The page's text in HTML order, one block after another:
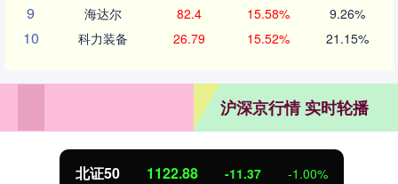
9 海达尔 82.4 15.58% 9.26%
10 科力装备 26.79 15.52% 21.15%
沪深京行情 实时轮播
北证50 1122.88 -11.37 -1.00%